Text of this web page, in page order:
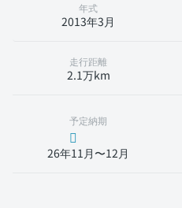
年式
2013年3月
走行距離
2.1万km
予定納期
26年11月〜12月